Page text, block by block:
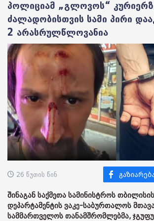
პოლიციამ „გლოვოს“
ძალადობისთვის სამი პირი
2 არასრულწლოვანია
26 წუთის წინ
შინაგან საქმეთა სამინისტროს
დეპარტამენტის ვაკე-საბურთალოს
სამმართველოს თანამშრომლებმა,